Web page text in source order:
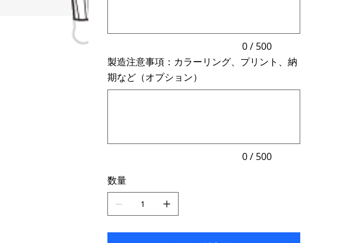
入
き
ま
す。
0 / 500
製造注意事項：カラーリング、プリント、納
期など（オプション）
入
ま
す。
0 / 500
数量